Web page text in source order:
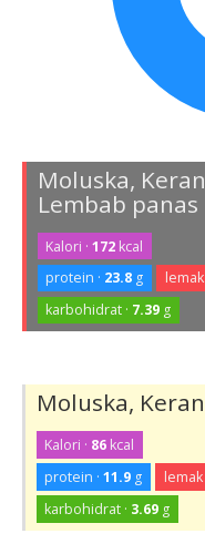
Moluska,
Lembab panas
Kalori ·172 kcal
protein · 23.8 g lemak
karbohidrat · 7.39 g
Moluska,
Kalori · 86 kcal
protein ·11.9 g lemak
karbohidrat · 3.69 g